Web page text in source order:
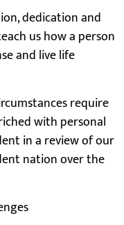
dedication and
us how a person
and live life
require
with personal
in a review of our
nation over the